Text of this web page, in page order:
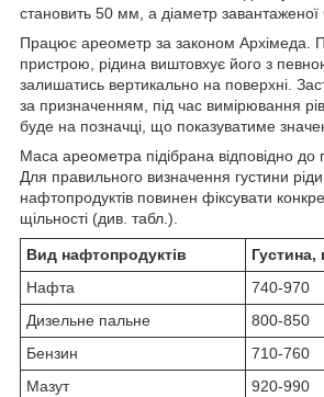
становить 50 мм, а діаметр
Працює ареометр за законом Архімеда.
пристрою, рідина виштовхує його з
залишатись вертикально на поверхні.
за призначенням, під час вимірювання
буде на позначці, що показуватиме
Маса ареометра підібрана відповідно до
Для правильного визначення густини
нафтопродуктів повинен фіксувати
щільності (див. табл.).
Вид нафтопродуктів
Густина,
Нафта
740-970
Дизельне пальне
800-850
Бензин
710-760
Мазут
920-990